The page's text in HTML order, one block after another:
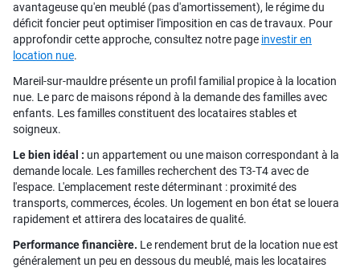
avantageuse qu'en meublé (pas d'amortissement), le régime du
déficit foncier peut optimiser l'imposition en cas de travaux. Pour
approfondir cette approche, consultez notre page investir en
location nue.
Mareil-sur-mauldre présente un profil familial propice à la location
nue. Le parc de maisons répond à la demande des familles avec
enfants. Les familles constituent des locataires stables et
soigneux.
Le bien idéal : un appartement ou une maison correspondant à la
demande locale. Les familles recherchent des T3-T4 avec de
l'espace. L'emplacement reste déterminant : proximité des
transports, commerces, écoles. Un logement en bon état se louera
rapidement et attirera des locataires de qualité.
Performance financière. Le rendement brut de la location nue est
généralement un peu en dessous du meublé, mais les locataires